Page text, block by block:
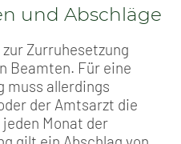
und Abschläge
zur Zurruhesetzung
Beamten. Für eine
muss allerdings
der Amtsarzt die
Monat der